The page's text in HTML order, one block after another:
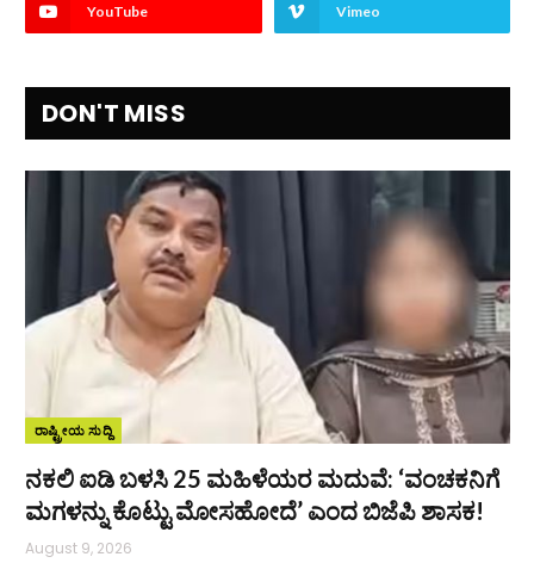
YouTube Vimeo
DON'T MISS
ರಾಷ್ಟ್ರೀಯ ಸುದ್ದಿ
ನಕಲಿ ಐಡಿ ಬಳಸಿ 25 ಮಹಿಳೆಯರ ಮದುವೆ: ‘ವಂಚಕನಿಗೆ
ಮಗಳನ್ನು ಕೊಟ್ಟು ಮೋಸಹೋದೆ’ ಎಂದ ಬಿಜೆಪಿ ಶಾಸಕ!
August 9, 2026